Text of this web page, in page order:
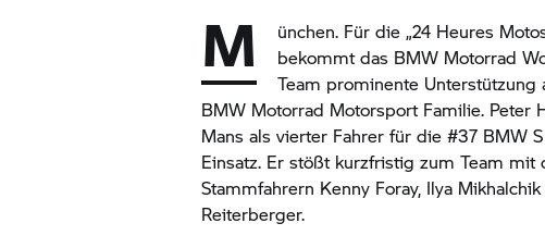
M
ünchen. Für die „24 Heures
bekommt das BMW Motorrad
Team prominente Unterstützung
BMW Motorrad Motorsport Familie. Peter
Mans als vierter Fahrer für die #37 BMW
Einsatz. Er stößt kurzfristig zum Team mit
Stammfahrern Kenny Foray, Ilya
Reiterberger.